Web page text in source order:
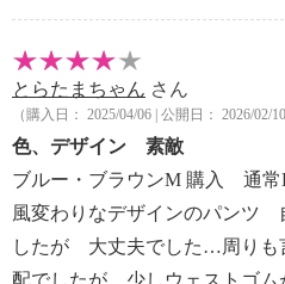
とらたまちゃん さん
（購入日： 2025/04/06 | 公開日： 2026/02/10
色、デザイン 素敵
ブルー・ブラウンM 購入 通常
風変わりなデザインのパンツ
したが 大丈夫でした…周りも
配でしたが 少しウェストゴム